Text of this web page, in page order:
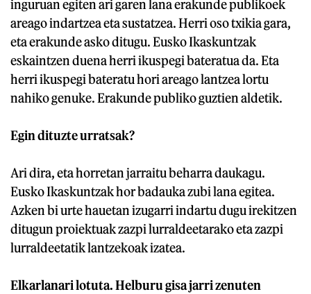
inguruan egiten ari garen lana erakunde publikoek
areago indartzea eta sustatzea. Herri oso txikia gara,
eta erakunde asko ditugu. Eusko Ikaskuntzak
eskaintzen duena herri ikuspegi bateratua da. Eta
herri ikuspegi bateratu hori areago lantzea lortu
nahiko genuke. Erakunde publiko guztien aldetik.
Egin dituzte urratsak?
Ari dira, eta horretan jarraitu beharra daukagu.
Eusko Ikaskuntzak hor badauka zubi lana egitea.
Azken bi urte hauetan izugarri indartu dugu irekitzen
ditugun proiektuak zazpi lurraldeetarako eta zazpi
lurraldeetatik lantzekoak izatea.
Elkarlanari lotuta. Helburu gisa jarri zenuten